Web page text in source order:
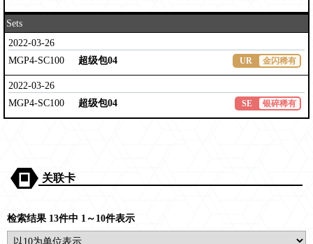
Sets
2022-03-26
MGP4-SC100
超级包04 UR 金闪稀有
2022-03-26
MGP4-SC100
超级包04 SE 银碎稀有
关联卡
检索结果 13件中 1～10件表示